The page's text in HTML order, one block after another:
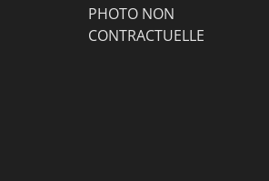
PHOTO NON
CONTRACTUELLE